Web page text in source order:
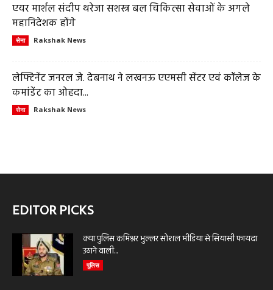
एयर मार्शल संदीप थरेजा सशस्त्र बल चिकित्सा सेवाओं के अगले
महानिदेशक होंगे
सेना Rakshak News
लेफ्टिनेंट जनरल जे. देबनाथ ने लखनऊ एएमसी सेंटर एवं कॉलेज के
कमांडेंट का ओहदा...
सेना Rakshak News
EDITOR PICKS
क्या पुलिस कमिश्नर भुल्लर सोशल मीडिया से सियासी फायदा
उठाने वाली...
पुलिस